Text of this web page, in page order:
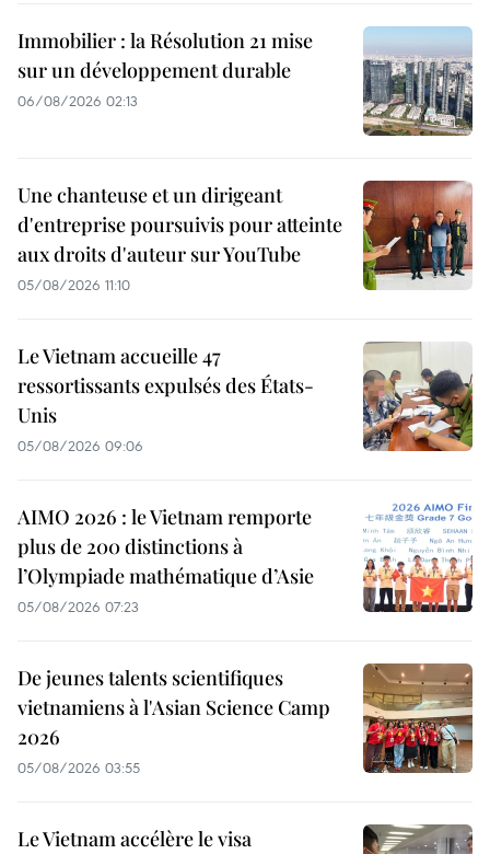
Immobilier : la Résolution 21 mise
sur un développement durable
06/08/2026 02:13
Une chanteuse et un dirigeant
d'entreprise poursuivis pour atteinte
aux droits d'auteur sur YouTube
05/08/2026 11:10
Le Vietnam accueille 47
ressortissants expulsés des États-
Unis
05/08/2026 09:06
AIMO 2026 : le Vietnam remporte
plus de 200 distinctions à
l’Olympiade mathématique d’Asie
05/08/2026 07:23
De jeunes talents scientifiques
vietnamiens à l'Asian Science Camp
2026
05/08/2026 03:55
Le Vietnam accélère le visa